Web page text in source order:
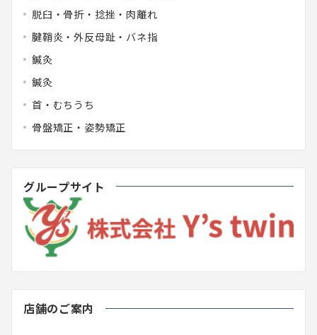
脱臼・骨折・捻挫・肉離れ
腱鞘炎・外反母趾・バネ指
鍼灸
鍼灸
首・むちうち
骨盤矯正・姿勢矯正
グループサイト
店舗のご案内